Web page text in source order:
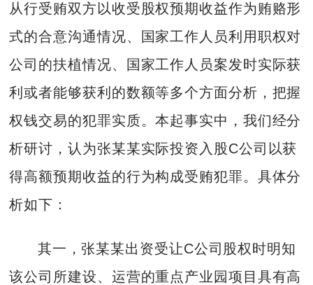
从行受贿双方以收受股权预期收益作为贿赂形
式的合意沟通情况、国家工作人员利用职权对
公司的扶植情况、国家工作人员案发时实际获
利或者能够获利的数额等多个方面分析，把握
权钱交易的犯罪实质。本起事实中，我们经分
析研讨，认为张某某实际投资入股C公司以获
得高额预期收益的行为构成受贿犯罪。具体分
析如下：
其一，张某某出资受让C公司股权时明知
该公司所建设、运营的重点产业园项目具有高